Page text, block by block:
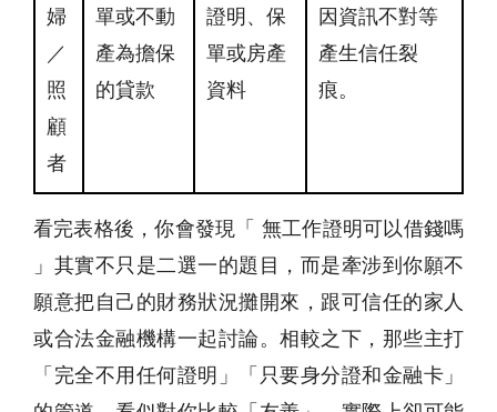
婦
／
照
顧
者
單或不動
產為擔保
的貸款
證明、保
單或房產
資料
因資訊不對等
產生信任裂
痕。
看完表格後，你會發現「 無工作證明可以借錢嗎
」其實不只是二選一的題目，而是牽涉到你願不
願意把自己的財務狀況攤開來，跟可信任的家人
或合法金融機構一起討論。相較之下，那些主打
「完全不用任何證明」「只要身分證和金融卡」